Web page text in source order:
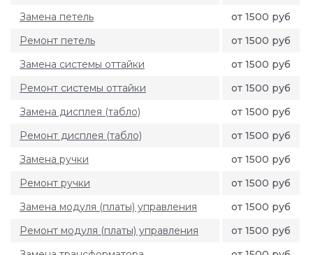
Замена петель
от 1500 руб
Ремонт петель
от 1500 руб
Замена системы оттайки
от 1500 руб
Ремонт системы оттайки
от 1500 руб
Замена дисплея (табло)
от 1500 руб
Ремонт дисплея (табло)
от 1500 руб
Замена ручки
от 1500 руб
Ремонт ручки
от 1500 руб
Замена модуля (платы) управления
от 1500 руб
Ремонт модуля (платы) управления
от 1500 руб